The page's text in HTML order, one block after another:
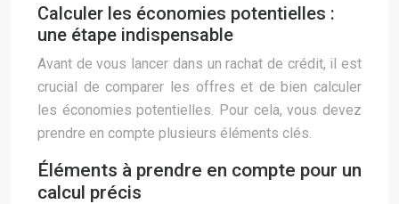
Calculer les économies potentielles :
une étape indispensable
Avant de vous lancer dans un rachat de crédit, il est
crucial de comparer les offres et de bien calculer
les économies potentielles. Pour cela, vous devez
prendre en compte plusieurs éléments clés.
Éléments à prendre en compte pour un
calcul précis